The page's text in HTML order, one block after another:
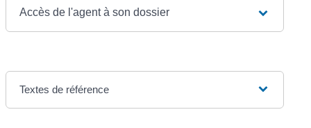
Accès de l'agent à son dossier
Textes de référence